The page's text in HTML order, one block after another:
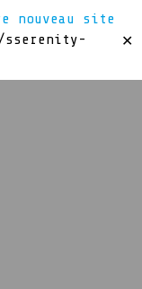
nouveau site
✕